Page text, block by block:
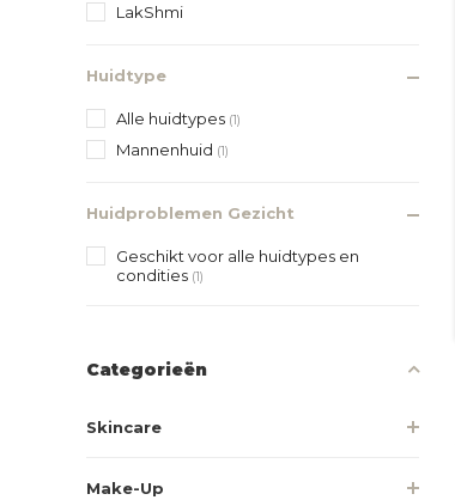
LakShmi
Huidtype
Alle huidtypes (1)
Mannenhuid (1)
Huidproblemen Gezicht
Geschikt voor alle huidtypes en
condities (1)
Categorieën
Skincare
Make-Up